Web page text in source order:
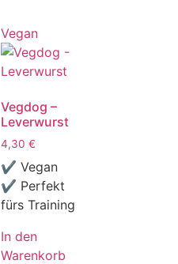
Vegan
Vegdog –
Leverwurst
4,30 €
✔ Vegan
✔ Perfekt
fürs Training
In den
Warenkorb